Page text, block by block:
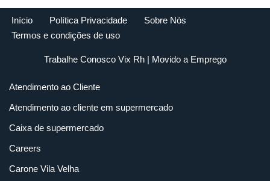
Início Política Privacidade
Sobre Nós
Termos e condições de uso
Trabalhe Conosco Vix Rh| Movido a Emprego
Atendimento ao Cliente
Atendimento ao cliente em supermercado
Caixa de supermercado
Careers
Carone Vila Velha